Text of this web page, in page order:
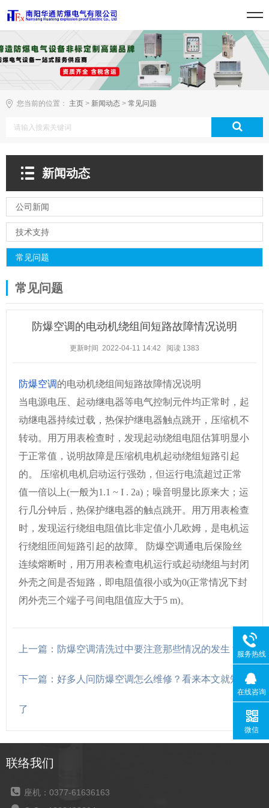
您当前的位置： 主页 > 新闻动态 > 常见问题
新闻动态
公司新闻
技术支持
常见问题
常见问题
防爆空调的电动机绕组间短路故障情况说明
更新时间 2022-04-11 14:42 阅读 1383
防爆空调的电动机绕组间短路故障情况说明
当电源电压、起动继电器等电气控制元件均正常时，起
动继电器持续过载，热保护继电器触点跳开，压缩机不
转动。用万用表检查时，发现起动绕组电阻估算明显小
于正常值，说明故障是压缩机电机起动绕组短路引起
的。 压缩机电机启动运行强劲，但运行电流超过正常
值一倍以上(一般为1.1 ~ I . 2a)；噪音明显比原来大；运
行几分钟后，热保护继电器的触点跳开。用万用表检查
时，发现运行绕组电阻值比非定值小几欧姆，是电机运
行绕组匝间短路引起的故障。 防爆空调通电后保险丝
连续熔断时，用万用表检查电机运行或起动绕组与封闭
外壳之间是否短路，即电阻值很小或为0(正常情况下封
闭外壳三个端子弓间电阻值应大于5 m)。
上一篇：防爆空调清洗过中要注意那些情况的发生？
下一篇：好多人问防爆空调怎么维修？看来本文就知道
了
联络我们
座机：0377-61636163
服务热线
在线咨询
微信